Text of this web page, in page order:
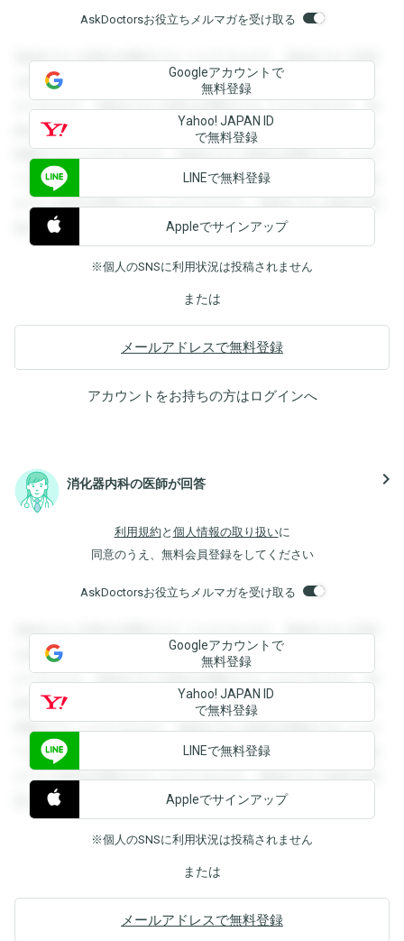
AskDoctorsお役立ちメルマガを受け取る
登録すると回答を閲覧することができます。登録すると回答
を閲覧することができます。登録すると回答を閲覧すること
ができます。登録すると回答を閲覧することができます。登
録すると回答を閲覧することができます。登録すると回答を
閲覧することができます。登録すると回答を閲覧することが
できます。登録すると回答を閲覧することができます。登録
すると回答を閲覧することができます。登録すると回答を閲
覧することができます。
Googleアカウントで
無料登録
Yahoo! JAPAN ID
で無料登録
LINEで無料登録
Appleでサインアップ
※個人のSNSに利用状況は投稿されません
または
メールアドレスで無料登録
アカウントをお持ちの方はログインへ
消化器内科の医師が回答 navigate_next
利用規約 と 個人情報の取り扱いに
同意のうえ、無料会員登録をしてください
AskDoctorsお役立ちメルマガを受け取る
登録すると回答を閲覧することができます。登録すると回答
を閲覧することができます。登録すると回答を閲覧すること
ができます。登録すると回答を閲覧することができます。登
録すると回答を閲覧することができます。登録すると回答を
閲覧することができます。登録すると回答を閲覧することが
できます。登録すると回答を閲覧することができます。登録
すると回答を閲覧することができます。登録すると回答を閲
覧することができます。
Googleアカウントで
無料登録
Yahoo! JAPAN ID
で無料登録
LINEで無料登録
Appleでサインアップ
※個人のSNSに利用状況は投稿されません
または
メールアドレスで無料登録